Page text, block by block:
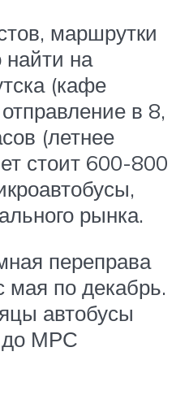
маршрутки
на
(кафе
в 8,
(летнее
стоит 600-800
рынка.
переправа
мая по декабрь.
автобусы
до МРС